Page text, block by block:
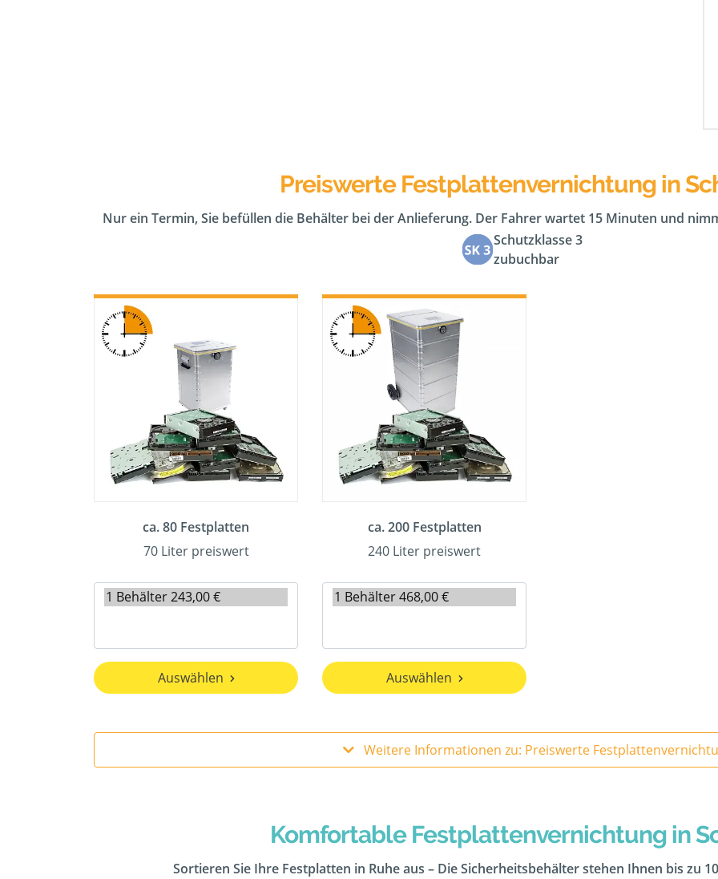
Preiswerte Festplattenvernichtung in
Nur ein Termin, Sie befüllen die Behälter bei der Anlieferung. Der Fahrer wartet 15 Minuten und
Schutzklasse 3
zubuchbar
ca. 80 Festplatten
70 Liter preiswert
Auswählen
ca. 200 Festplatten
240 Liter preiswert
Auswählen
Weitere Informationen zu: Preiswerte
Komfortable Festplattenvernichtung in
Sortieren Sie Ihre Festplatten in Ruhe aus – Die Sicherheitsbehälter stehen Ihnen bis zu